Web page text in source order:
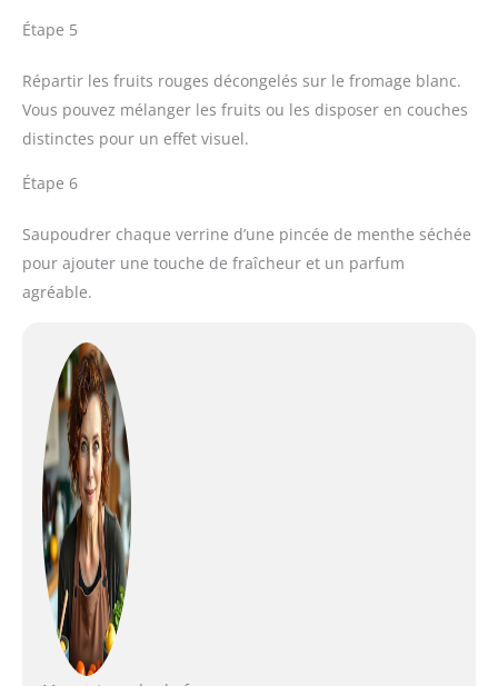
Étape 5
Répartir les fruits rouges décongelés sur le fromage blanc.
Vous pouvez mélanger les fruits ou les disposer en couches
distinctes pour un effet visuel.
Étape 6
Saupoudrer chaque verrine d’une pincée de menthe séchée
pour ajouter une touche de fraîcheur et un parfum
agréable.